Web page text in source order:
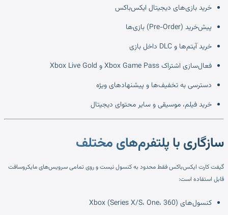
خرید بازی‌های دیجیتال ایکس‌باکس
پیش‌خرید (Pre-Order) بازی‌ها
خرید آیتم‌ها و DLC داخل بازی
فعال‌سازی اشتراک Xbox Game Pass و Xbox Live Gold
دسترسی به تخفیف‌ها و پیشنهادهای ویژه
خرید فیلم، موسیقی و سایر محتوای دیجیتال
سازگاری با پلتفرم‌های مختلف
گیفت کارت ایکس‌باکس فقط محدود به کنسول نیست و روی تمامی سرویس‌های مایکروسافت
قابل استفاده است:
کنسول‌های Xbox (Series X/S، One، 360)